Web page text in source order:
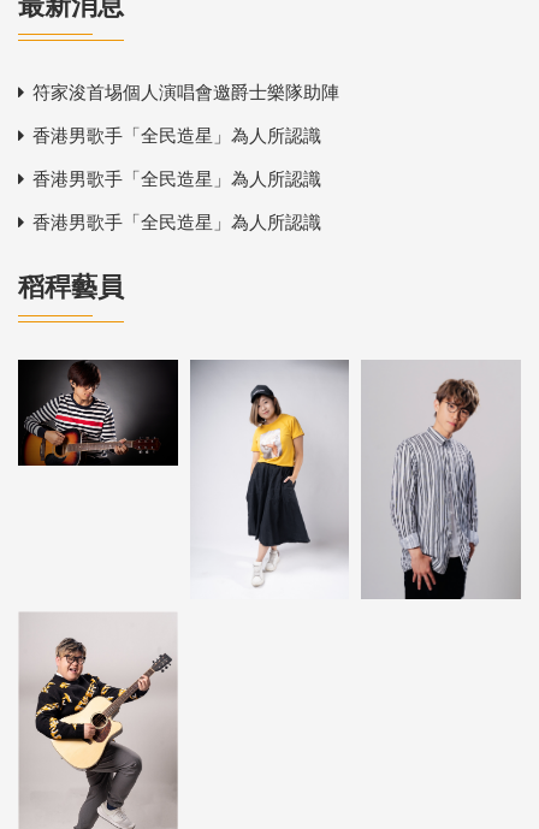
符家浚首埸個人演唱會邀爵士樂隊助陣
香港男歌手「全民造星」為人所認識
香港男歌手「全民造星」為人所認識
香港男歌手「全民造星」為人所認識
稻稈藝員